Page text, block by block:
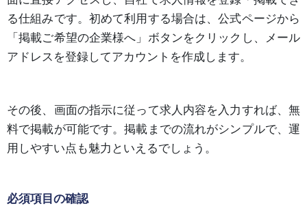
る仕組みです。初めて利用する場合は、公式ページから
「掲載ご希望の企業様へ」ボタンをクリックし、メール
アドレスを登録してアカウントを作成します。
その後、画面の指示に従って求人内容を入力すれば、無
料で掲載が可能です。掲載までの流れがシンプルで、運
用しやすい点も魅力といえるでしょう。
必須項目の確認